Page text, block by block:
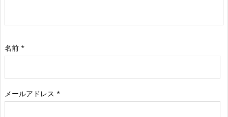
名前 *
メールアドレス *